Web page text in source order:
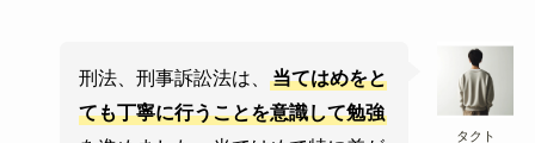
タクト
刑法、刑事訴訟法は、当てはめをと
ても丁寧に行うことを意識して勉強